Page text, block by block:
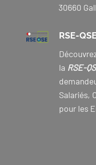
30660
RSE-
la RSE-
Salariés,
pour les